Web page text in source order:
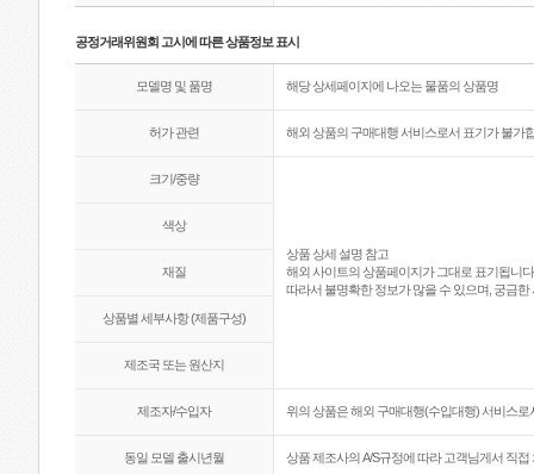
공정거래위원회 고시에 따른 상품정보 표시
모델명 및 품명 해당 상세페이지에 나오는 물품의 상품명
허가 관련 해외 상품의 구매대행 서비스로서 표기가 불가
크기/중량
상품 상세 설명 참고
해외 사이트의 상품페이지가 그대로 표기됩니
따라서 불명확한 정보가 많을 수 있으며, 궁금
색상
재질
상품별 세부사항 (제품구성)
제조국 또는 원산지
제조자/수입자 위의 상품은 해외 구매대행(수입대행) 서비스로
동일 모델 출시년월 상품 제조사의 A/S규정에 따라 고객님게서 직접